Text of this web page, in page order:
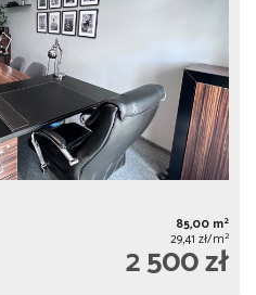
85,00 m2
29,41 zł/m2
2 500 zł